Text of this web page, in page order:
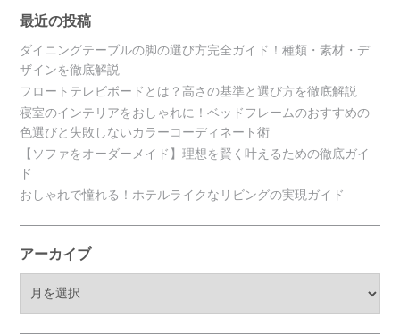
最近の投稿
ダイニングテーブルの脚の選び方完全ガイド！種類・素材・デ
ザインを徹底解説
フロートテレビボードとは？高さの基準と選び方を徹底解説
寝室のインテリアをおしゃれに！ベッドフレームのおすすめの
色選びと失敗しないカラーコーディネート術
【ソファをオーダーメイド】理想を賢く叶えるための徹底ガイ
ド
おしゃれで憧れる！ホテルライクなリビングの実現ガイド
アーカイブ